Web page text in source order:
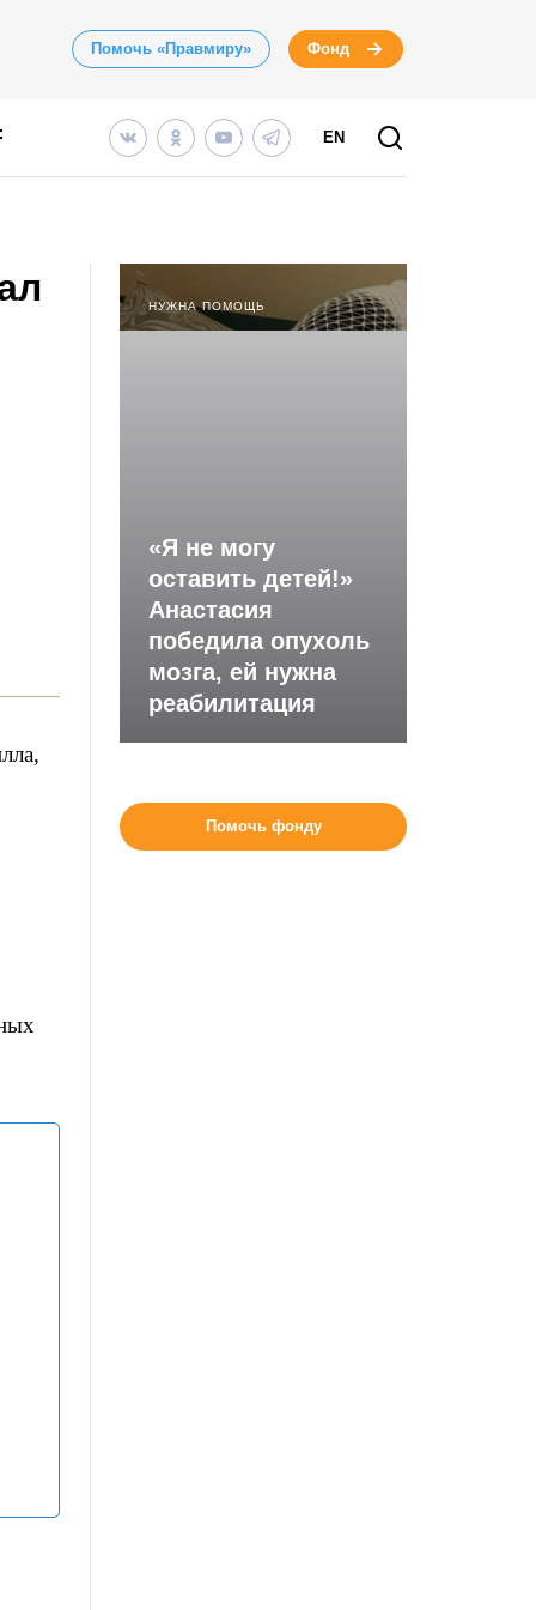
Помочь «Правмиру» Фонд
EN
НУЖНА ПОМОЩЬ
«Я не могу
оставить детей!»
Анастасия
победила опухоль
мозга, ей нужна
реабилитация
Помочь фонду